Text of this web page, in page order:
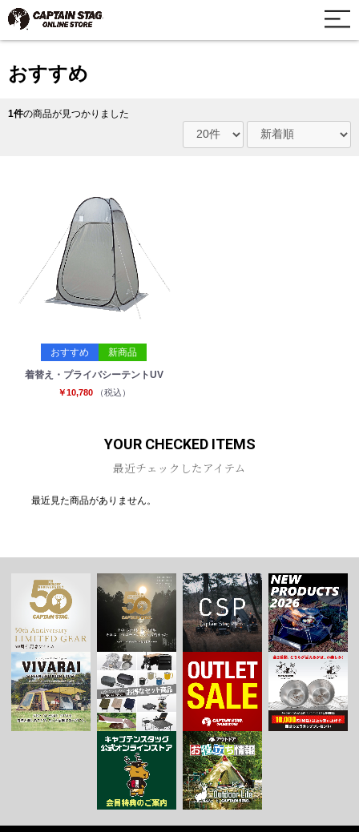
おすすめ
1件の商品が見つかりました
おすすめ 新商品
着替え・プライバシーテントUV
￥10,780 （税込）
お買い物を続ける カートへ進む
YOUR CHECKED ITEMS
最近チェックしたアイテム
最近見た商品がありません。